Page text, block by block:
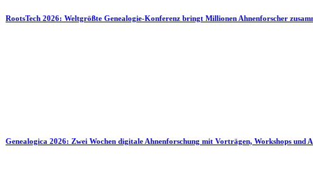
RootsTech 2026: Weltgrößte Genealogie-Konferenz bringt Millionen Ahnenforscher
Genealogica 2026: Zwei Wochen digitale Ahnenforschung mit Vorträgen, Workshops und